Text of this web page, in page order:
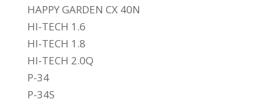
HAPPY GARDEN CX 40N
HI-TECH 1.6
HI-TECH 1.8
HI-TECH 2.0Q
P-34
P-34S